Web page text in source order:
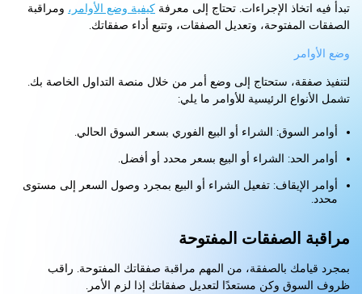
تبدأ فيه اتخاذ الإجراءات. تحتاج إلى معرفة كيفية وضع الأوامر، ومراقبة
الصفقات المفتوحة، وتعديل الصفقات، وتتبع أداء صفقاتك.
وضع الأوامر
لتنفيذ صفقة، ستحتاج إلى وضع أمر من خلال منصة التداول الخاصة بك.
تشمل الأنواع الرئيسية للأوامر ما يلي:
أوامر السوق: الشراء أو البيع الفوري بسعر السوق الحالي.
أوامر الحد: الشراء أو البيع بسعر محدد أو أفضل.
أوامر الإيقاف: تفعيل الشراء أو البيع بمجرد وصول السعر إلى مستوى
محدد.
مراقبة الصفقات المفتوحة
بمجرد قيامك بالصفقة، من المهم مراقبة صفقاتك المفتوحة. راقب
ظروف السوق وكن مستعدًا لتعديل صفقاتك إذا لزم الأمر.